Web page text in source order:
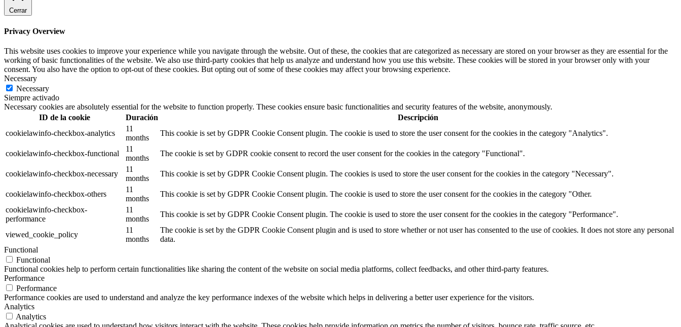
Cerrar
Privacy Overview
This website uses cookies to improve your experience while you navigate through the website. Out of these, the cookies that are categorized as necessary are stored on your browser as they are essential for the
working of basic functionalities of the website. We also use third-party cookies that help us analyze and understand how you use this website. These cookies will be stored in your browser only with your
consent. You also have the option to opt-out of these cookies. But opting out of some of these cookies may affect your browsing experience.
Necessary
Necessary
Siempre activado
Necessary cookies are absolutely essential for the website to function properly. These cookies ensure basic functionalities and security features of the website, anonymously.
ID de la cookie
Duración
Descripción
cookielawinfo-checkbox-analytics
11
months
This cookie is set by GDPR Cookie Consent plugin. The cookie is used to store the user consent for the cookies in the category "Analytics".
cookielawinfo-checkbox-functional
11
months
The cookie is set by GDPR cookie consent to record the user consent for the cookies in the category "Functional".
cookielawinfo-checkbox-necessary
11
months
This cookie is set by GDPR Cookie Consent plugin. The cookies is used to store the user consent for the cookies in the category "Necessary".
cookielawinfo-checkbox-others
11
months
This cookie is set by GDPR Cookie Consent plugin. The cookie is used to store the user consent for the cookies in the category "Other.
cookielawinfo-checkbox-
performance
11
months
This cookie is set by GDPR Cookie Consent plugin. The cookie is used to store the user consent for the cookies in the category "Performance".
viewed_cookie_policy
11
months
The cookie is set by the GDPR Cookie Consent plugin and is used to store whether or not user has consented to the use of cookies. It does not store any personal
data.
Functional
Functional
Functional cookies help to perform certain functionalities like sharing the content of the website on social media platforms, collect feedbacks, and other third-party features.
Performance
Performance
Performance cookies are used to understand and analyze the key performance indexes of the website which helps in delivering a better user experience for the visitors.
Analytics
Analytics